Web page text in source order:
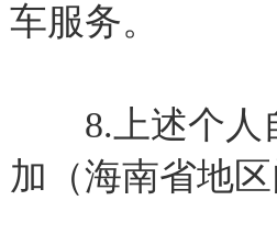
车服务。
8.上述个人自
加（海南省地